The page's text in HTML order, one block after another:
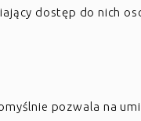
dostęp do nich
pozwala na